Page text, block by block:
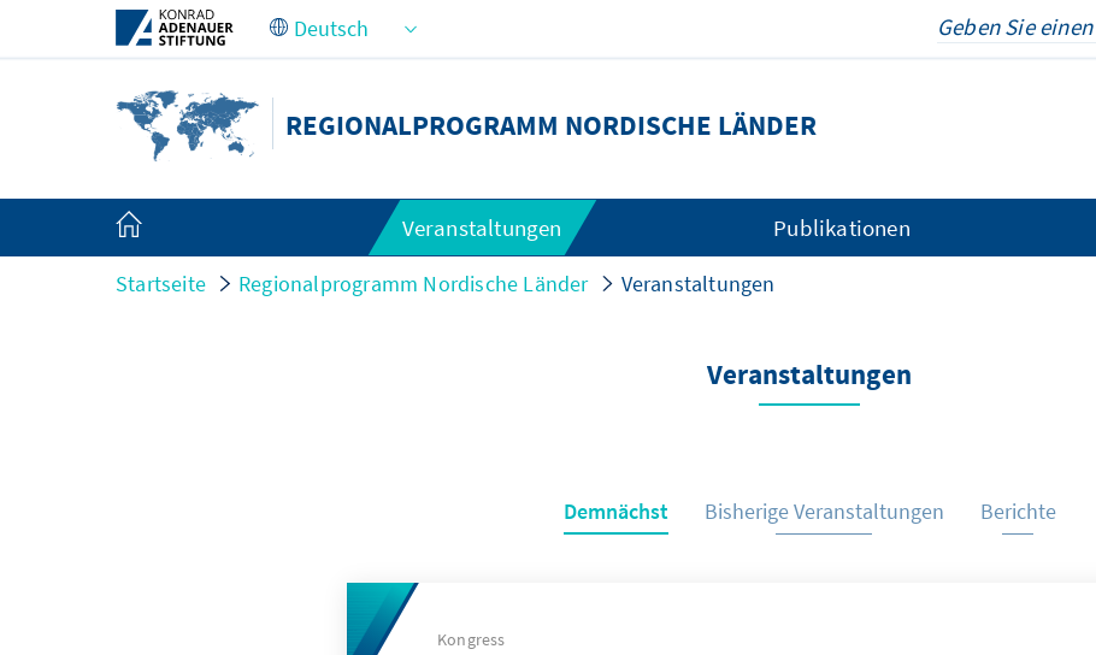
Zum Hauptinhalt springen
REGIONALPROGRAMM NORDISCHE LÄNDER
Veranstaltungen Publikationen
Startseite Regionalprogramm Nordische Länder Veranstaltungen
Veranstaltungen
Demnächst Bisherige Veranstaltungen Berichte
Kongress